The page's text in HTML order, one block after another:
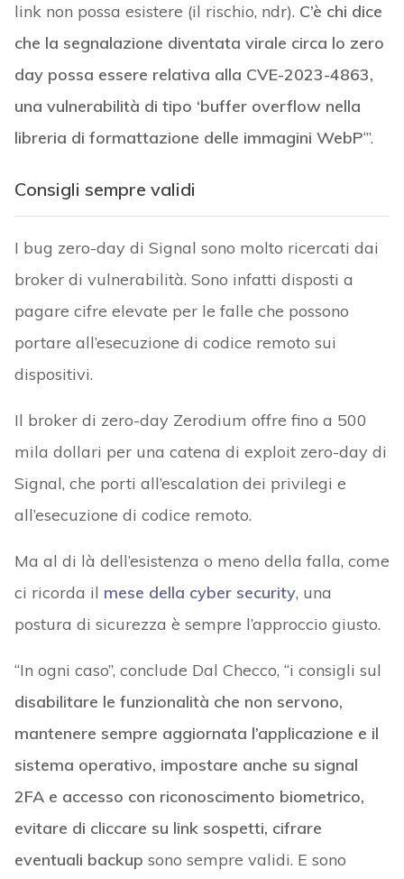
link non possa esistere (il rischio, ndr). C’è chi dice
che la segnalazione diventata virale circa lo zero
day possa essere relativa alla CVE-2023-4863,
una vulnerabilità di tipo ‘buffer overflow nella
libreria di formattazione delle immagini WebP‘”.
Consigli sempre validi
I bug zero-day di Signal sono molto ricercati dai
broker di vulnerabilità. Sono infatti disposti a
pagare cifre elevate per le falle che possono
portare all’esecuzione di codice remoto sui
dispositivi.
Il broker di zero-day Zerodium offre fino a 500
mila dollari per una catena di exploit zero-day di
Signal, che porti all’escalation dei privilegi e
all’esecuzione di codice remoto.
Ma al di là dell’esistenza o meno della falla, come
ci ricorda il mese della cyber security, una
postura di sicurezza è sempre l’approccio giusto.
“In ogni caso”, conclude Dal Checco, “i consigli sul
disabilitare le funzionalità che non servono,
mantenere sempre aggiornata l’applicazione e il
sistema operativo, impostare anche su signal
2FA e accesso con riconoscimento biometrico,
evitare di cliccare su link sospetti, cifrare
eventuali backup sono sempre validi. E sono